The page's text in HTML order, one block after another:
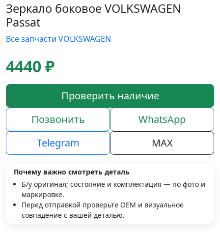
Зеркало боковое VOLKSWAGEN
Passat
Все запчасти VOLKSWAGEN
4440 ₽
Проверить наличие
Позвонить
WhatsApp
Telegram
MAX
Почему важно смотреть деталь
Б/у оригинал; состояние и комплектация — по фото и
маркировке.
Перед отправкой проверьте OEM и визуальное
совпадение с вашей деталью.